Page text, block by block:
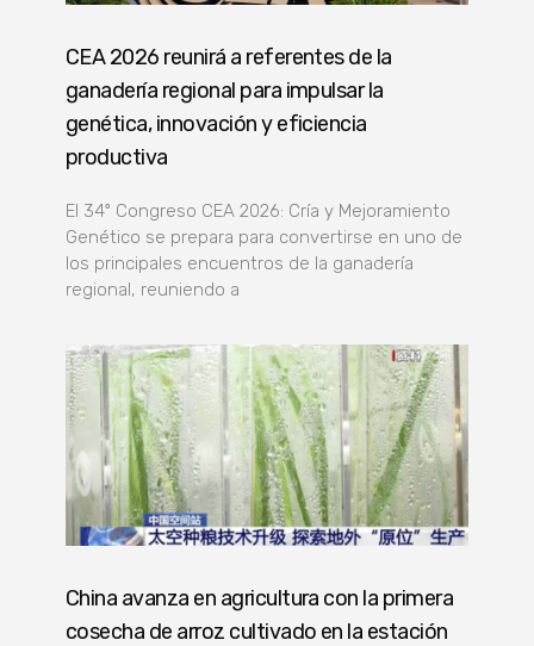
CEA 2026 reunirá a referentes de la
ganadería regional para impulsar la
genética, innovación y eficiencia
productiva
El 34º Congreso CEA 2026: Cría y Mejoramiento
Genético se prepara para convertirse en uno de
los principales encuentros de la ganadería
regional, reuniendo a
China avanza en agricultura con la primera
cosecha de arroz cultivado en la estación